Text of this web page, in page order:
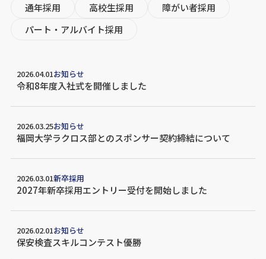
通年採用
高校生採用
障がい者採用
パート・アルバイト採用
2026.04.01お知らせ
令和8年度入社式を開催しました
2026.03.25お知らせ
福岡大学ラクロス部とのスポンサー契約締結について
2026.03.01新卒採用
2027年新卒採用エントリー受付を開始しました
2026.02.01お知らせ
保安検査スキルコンテスト優勝